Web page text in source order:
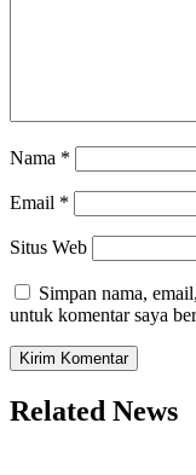
Nama *
Email *
Situs Web
Simpan nama,
untuk komentar saya
Related News